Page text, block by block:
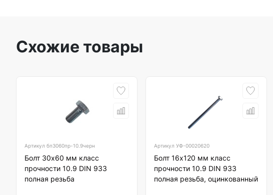
Схожие товары
Артикул бп3060пр-10.9черн
Болт 30х60 мм класс
прочности 10.9 DIN 933
полная резьба
АртикулУФ-00020620
Болт 16х120 мм класс
прочности 10.9 DIN 933
полная резьба, оцинкованный